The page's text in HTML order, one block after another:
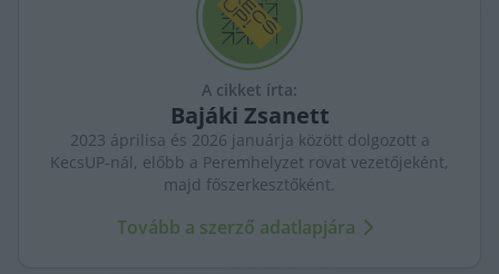
A cikket írta:
Bajáki Zsanett
2023 áprilisa és 2026 januárja között dolgozott a
KecsUP-nál, előbb a Peremhelyzet rovat vezetőjeként,
majd főszerkesztőként.
Tovább a szerző adatlapjára